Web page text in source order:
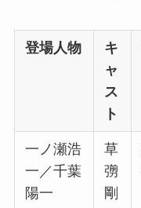
登場人物
キ
ャ
ス
ト
一ノ瀬浩
一／千葉
陽一
草
彅
剛